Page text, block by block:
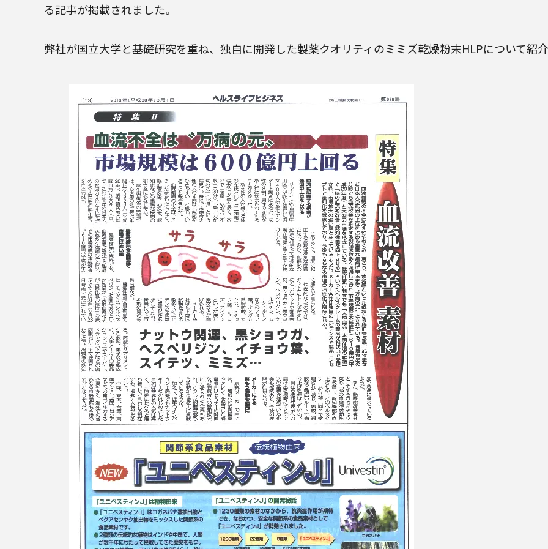
る記事が掲載されました。
弊社が国立大学と基礎研究を重ね、独自に開発した製薬クオリティのミミズ乾燥粉末HLPについて紹